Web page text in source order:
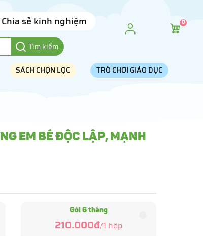
Chia sẻ kinh nghiệm
Tìm kiếm
0
SÁCH CHỌN LỌC TRÒ CHƠI GIÁO DỤC
EM BÉ ĐỘC LẬP, MẠNH
Gói 6 tháng
210.000đ/1 hộp